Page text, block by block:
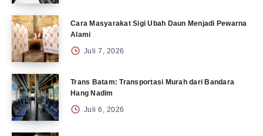
Cara Masyarakat Sigi Ubah Daun Menjadi Pewarna
Alami
Juli 7, 2026
Trans Batam: Transportasi Murah dari Bandara
Hang Nadim
Juli 6, 2026